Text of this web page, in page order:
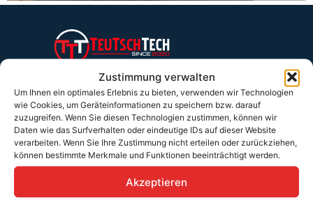
Zustimmung verwalten
Um Ihnen ein optimales Erlebnis zu bieten, verwenden wir Technologien
wie Cookies, um Geräteinformationen zu speichern bzw. darauf
zuzugreifen. Wenn Sie diesen Technologien zustimmen, können wir
Daten wie das Surfverhalten oder eindeutige IDs auf dieser Website
verarbeiten. Wenn Sie Ihre Zustimmung nicht erteilen oder zurückziehen,
können bestimmte Merkmale und Funktionen beeinträchtigt werden.
Akzeptieren
erneuerbaren Energien. Auf unserer Homepage findest du eine ausführliche
Übersicht über unsere Produkte und Dienstleistungen.
Service & Hilfe
Kontakt